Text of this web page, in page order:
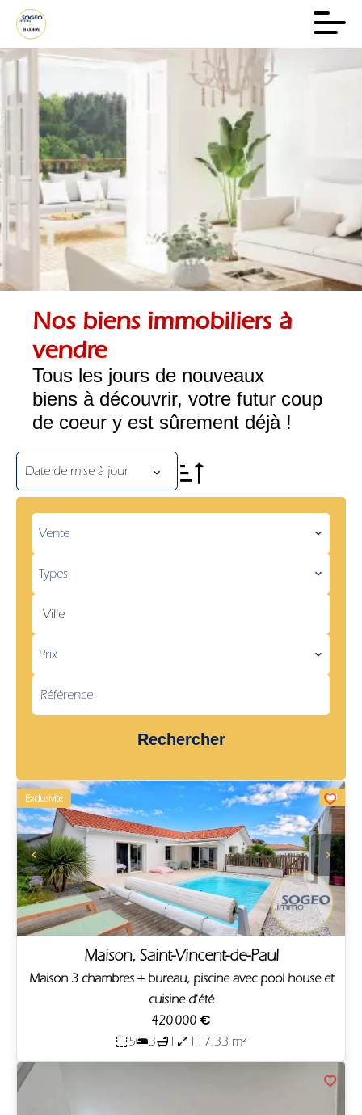
Nos biens immobiliers à
vendre
Tous les jours de nouveaux
biens à découvrir, votre futur coup
de coeur y est sûrement déjà !
Date de mise à jour
Exclusivité
Maison, Saint-Vincent-de-Paul
Maison 3 chambres + bureau, piscine avec pool house et
cuisine d'été
420 000 €
5
3 1 117.33 m²
Vente
Types
Ville
Prix
Rechercher